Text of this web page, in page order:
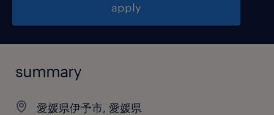
apply
summary
愛媛県伊予市, 愛媛県